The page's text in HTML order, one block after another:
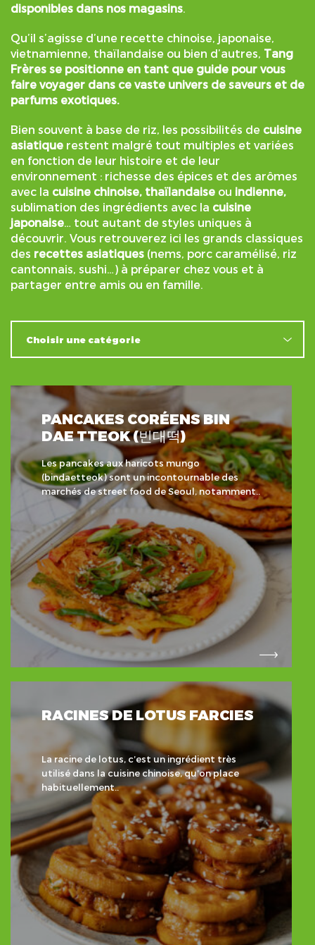
disponibles dans nos magasins.
Qu’il s’agisse d’une recette chinoise, japonaise,
vietnamienne, thaïlandaise ou bien d’autres, Tang
Frères se positionne en tant que guide pour vous
faire voyager dans ce vaste univers de saveurs et de
parfums exotiques.
Bien souvent à base de riz, les possibilités de cuisine
asiatique restent malgré tout multiples et variées
en fonction de leur histoire et de leur
environnement : richesse des épices et des arômes
avec la cuisine chinoise, thaïlandaise ou indienne,
sublimation des ingrédients avec la cuisine
japonaise… tout autant de styles uniques à
découvrir. Vous retrouverez ici les grands classiques
des recettes asiatiques (nems, porc caramélisé, riz
cantonnais, sushi…) à préparer chez vous et à
partager entre amis ou en famille.
PANCAKES CORÉENS BIN
DAE TTEOK (빈대떡)
Les pancakes aux haricots mungo
(bindaetteok) sont un incontournable des
marchés de street food de Seoul, notamment..
RACINES DE LOTUS FARCIES
La racine de lotus, c’est un ingrédient très
utilisé dans la cuisine chinoise, qu’on place
habituellement..